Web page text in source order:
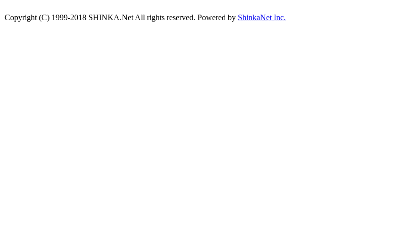
Copyright (C) 1999-2018 SHINKA.Net All rights reserved. Powered by ShinkaNet Inc.